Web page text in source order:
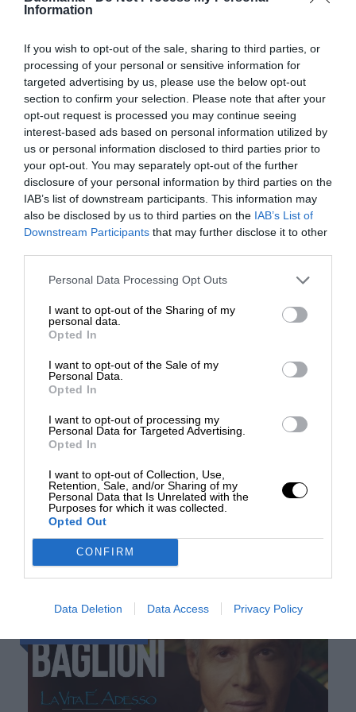
Information
If you wish to opt-out of the sale, sharing to third parties, or
processing of your personal or sensitive information for
targeted advertising by us, please use the below opt-out
section to confirm your selection. Please note that after your
opt-out request is processed you may continue seeing
interest-based ads based on personal information utilized by
us or personal information disclosed to third parties prior to
your opt-out. You may separately opt-out of the further
disclosure of your personal information by third parties on the
IAB’s list of downstream participants. This information may
also be disclosed by us to third parties on the IAB’s List of
Downstream Participants that may further disclose it to other
Personal Data Processing Opt Outs
I want to opt-out of the Sharing of my
personal data.
Opted In
I want to opt-out of the Sale of my
Personal Data.
Opted In
I want to opt-out of processing my
Personal Data for Targeted Advertising.
Opted In
I want to opt-out of Collection, Use,
Retention, Sale, and/or Sharing of my
Personal Data that Is Unrelated with the
Purposes for which it was collected.
Opted Out
CONFIRM
Data Deletion Data Access Privacy Policy
Non esitare a contattarci. Il nostro
team di travel expert sarà felice di
parlare con te.
0824 482030
+39 345 9389788
info@busmania.it
ombrellone e due lettini
posto assegnato
Animazione diurna e serale
Assicurazione
(spese mediche, bagaglio)
La quota NON comprende
Ingressi
Tassa di soggiorno
espressamente indicato ne "La quota
comprende"
Supplemento spiaggia prima e seconda
Supplemento prima fila €100 - Supplemento
seconda fila €90
Altre fermate su richiesta
Assicurazione annullamento (€ 30,00 a
Cosa aspettarsi
Incontro con i partecipanti nei luoghi
prefissati*, sistemazione in pullman GT a/r,
percorso. All’arrivo, sistemazione presso Hotel
Marina di Casal Velino (SA), cena e
pernottamento.
€ 65,00 (bus+traghetto)
GITA A PROCIDA